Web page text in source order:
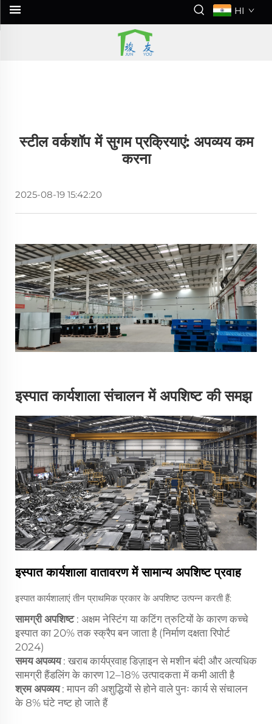
HI
स्टील वर्कशॉप में सुगम प्रक्रियाएं: अपव्यय कम
करना
2025-08-19 15:42:20
इस्पात कार्यशाला संचालन में अपशिष्ट की समझ
इस्पात कार्यशाला वातावरण में सामान्य अपशिष्ट प्रवाह
इस्पात कार्यशालाएं तीन प्राथमिक प्रकार के अपशिष्ट उत्पन्न करती हैं:
सामग्री अपशिष्ट : अक्षम नेस्टिंग या कटिंग त्रुटियों के कारण कच्चे
इस्पात का 20% तक स्क्रैप बन जाता है (निर्माण दक्षता रिपोर्ट
2024)
समय अपव्यय: खराब कार्यप्रवाह डिज़ाइन से मशीन बंदी और अत्यधिक
सामग्री हैंडलिंग के कारण 12–18% उत्पादकता में कमी आती है
श्रम अपव्यय: मापन की अशुद्धियों से होने वाले पुनः कार्य से संचालन
के 8% घंटे नष्ट हो जाते हैं